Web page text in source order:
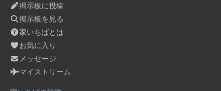
掲示板に投稿
掲示板を見る
家いちばとは
お気に入り
メッセージ
マイストリーム